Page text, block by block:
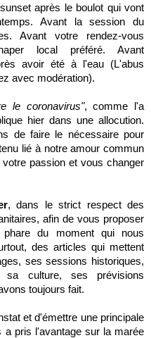
après le boulot qui vont
Avant la session du
Avant votre rendez-vous
local préféré. Avant
avoir été à l'eau (L'abus
avec modération).
le coronavirus", comme l'a
hier dans une allocution.
de faire le nécessaire pour
lié à notre amour commun
passion et vous changer
, dans le strict respect des
afin de vous proposer
du moment qui nous
des articles qui mettent
ses sessions historiques,
culture, ses prévisions
toujours fait.
et d'émettre une principale
a pris l'avantage sur la marée